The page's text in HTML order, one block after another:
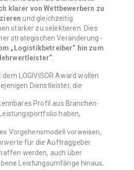
klarer von Wettbewerbern zu
und gleichzeitig
stärker zu selektieren. Dies
strategischen Veränderung -
„Logistikbetreiber“ hin zum
.
LOGIVISOR Award wollen
Dienstleister, die
Profil aus Branchen-
haben,
Vorgehensmodell vorweisen,
für die Auftraggeber
werden, auch über
Leistungsumfänge hinaus,